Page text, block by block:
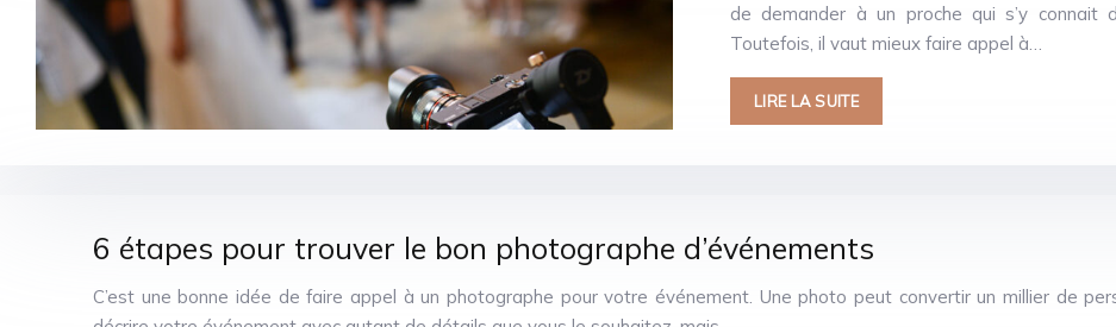
de demander à un proche qui s’y connait
Toutefois, il vaut mieux faire appel à…
LIRE LA SUITE
6 étapes pour trouver le bon photographe d’événements
C’est une bonne idée de faire appel à un photographe pour votre événement. Une photo peut convertir un millier de